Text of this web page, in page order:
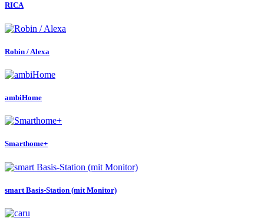
RICA
Robin / Alexa
ambiHome
Smarthome+
smart Basis-Station (mit Monitor)